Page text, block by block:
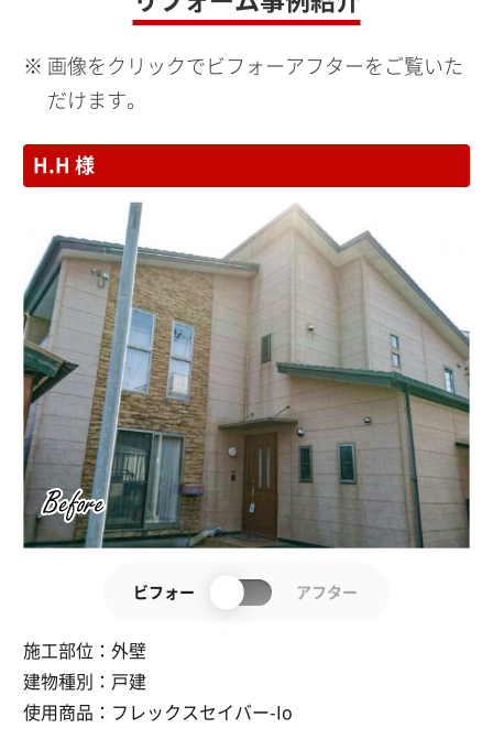
画像をクリックでビフォーアフターをご覧いた
だけます。
H.H 様
施工部位：外壁
建物種別： 戸建
使用商品： フレックスセイバー-Io
ビフォー アフター